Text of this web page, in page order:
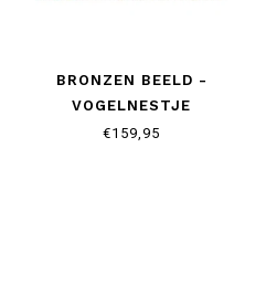
BRONZEN BEELD -
VOGELNESTJE
€159,95